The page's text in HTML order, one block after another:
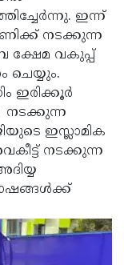
ഇന്ന്
നടക്കുന്ന
ക്ഷേമ വകുപ്പ്
ചെയ്യും.
ഇരിക്കൂര്‍
നടക്കുന്ന
ഇസ്ലാമിക
നടക്കുന്ന